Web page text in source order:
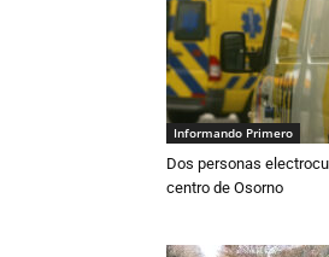
Informando Primero
Dos personas
centro de Osorno